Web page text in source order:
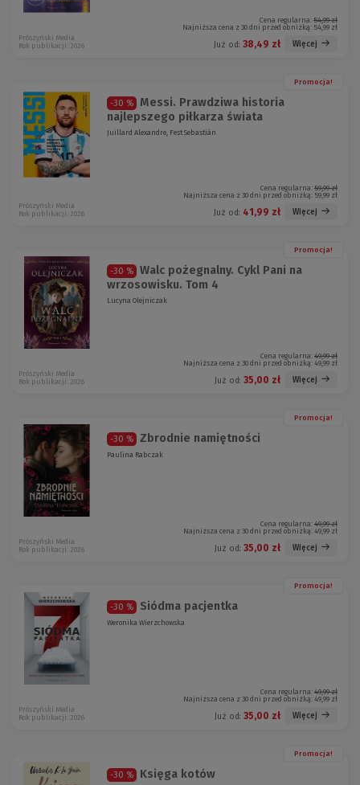
Cena regularna: 54,99 zł
Najniższa cena z 30 dni przed obniżką: 54,99 zł
Już od: 38,49 zł Więcej
Prószyński Media
Rok publikacji: 2026
Promocja!
-30 %
Messi. Prawdziwa historia
najlepszego piłkarza świata
Juillard Alexandre, Fest Sebastián
Cena regularna: 59,99 zł
Najniższa cena z 30 dni przed obniżką: 59,99 zł
Już od: 41,99 zł Więcej
Prószyński Media
Rok publikacji: 2026
Promocja!
-30 %
Walc pożegnalny. Cykl Pani na
wrzosowisku. Tom 4
Lucyna Olejniczak
Cena regularna: 49,99 zł
Najniższa cena z 30 dni przed obniżką: 49,99 zł
Już od: 35,00 zł Więcej
Prószyński Media
Rok publikacji: 2026
Promocja!
-30 % Zbrodnie namiętności
Paulina Rabczak
Cena regularna: 49,99 zł
Najniższa cena z 30 dni przed obniżką: 49,99 zł
Już od: 35,00 zł Więcej
Prószyński Media
Rok publikacji: 2026
Promocja!
-30 % Siódma pacjentka
Weronika Wierzchowska
Cena regularna: 49,99 zł
Najniższa cena z 30 dni przed obniżką: 49,99 zł
Już od: 35,00 zł Więcej
Prószyński Media
Rok publikacji: 2026
Promocja!
-30 % Księga kotów